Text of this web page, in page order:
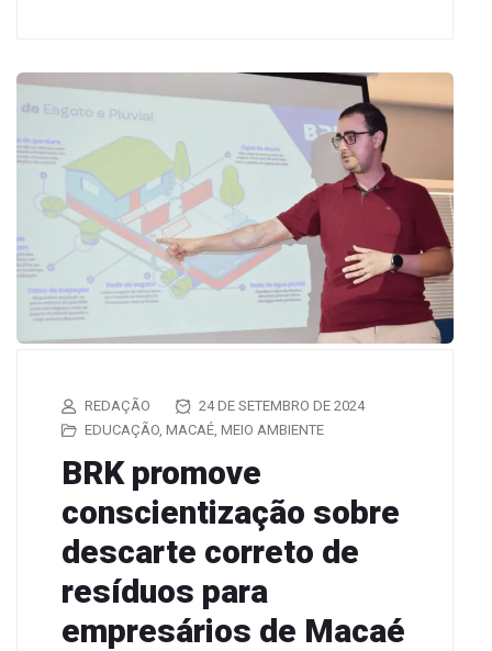
REDAÇÃO
24 DE SETEMBRO DE 2024
EDUCAÇÃO, MACAÉ, MEIO AMBIENTE
BRK promove
conscientização sobre
descarte correto de
resíduos para
empresários de Macaé